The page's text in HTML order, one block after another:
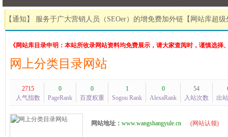
【通知】 服务于广大营销人员（SEOer）的增免费加外链 【网站库超
《网站库目录申明：本站所收录网站资料均免费展示，请大家查阅时，谨慎选择
网上分类目录网站
2715
人气指数
0
PageRank
0
百度权重
1
Sogou Rank
0
AlexaRank
54
入站次数
出
网站地址： www.wangshangyule.cn (网站认领)